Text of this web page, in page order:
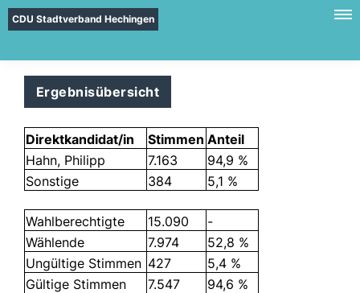
CDU Stadtverband Hechingen
Ergebnisübersicht
Direktkandidat/in Stimmen Anteil
Hahn, Philipp
7.163
94,9 %
Sonstige
384 5,1 %
Wahlberechtigte 15.090
-
Wählende
7.974
52,8 %
Ungültige Stimmen 427
5,4 %
Gültige Stimmen
7.547 94,6 %